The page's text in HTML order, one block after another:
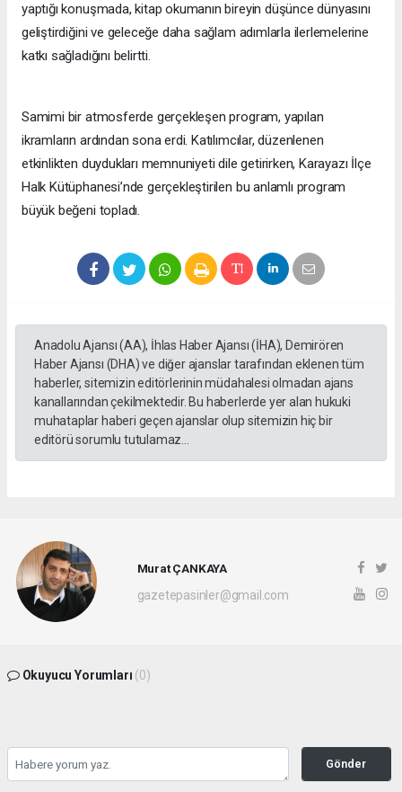
yaptığı konuşmada, kitap okumanın bireyin düşünce dünyasını
geliştirdiğini ve geleceğe daha sağlam adımlarla ilerlemelerine
katkı sağladığını belirtti.
Samimi bir atmosferde gerçekleşen program, yapılan
ikramların ardından sona erdi. Katılımcılar, düzenlenen
etkinlikten duydukları memnuniyeti dile getirirken, Karayazı İlçe
Halk Kütüphanesi’nde gerçekleştirilen bu anlamlı program
büyük beğeni topladı.
Anadolu Ajansı (AA), İhlas Haber Ajansı (İHA), Demirören
Haber Ajansı (DHA) ve diğer ajanslar tarafından eklenen tüm
haberler, sitemizin editörlerinin müdahalesi olmadan ajans
kanallarından çekilmektedir. Bu haberlerde yer alan hukuki
muhataplar haberi geçen ajanslar olup sitemizin hiç bir
editörü sorumlu tutulamaz...
Murat ÇANKAYA
gazetepasinler@gmail.com
Okuyucu Yorumları (0)
Gönder